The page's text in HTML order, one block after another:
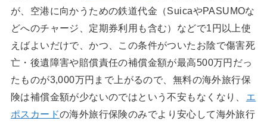
が、空港に向かうための鉄道代金（SuicaやPASUMOな
どへのチャージ、定期券利用も含む）などで1円以上使
えばよいだけで、かつ、この条件がついたお陰で傷害死
亡・後遺障害や賠償責任の補償金額が最高500万円だっ
たものが3,000万円まで上がるので、無料の海外旅行保
険は補償金額が少ないのではという不安もなくなり、
エ
ポスカードの海外旅行保険のみでより安心して海外旅行